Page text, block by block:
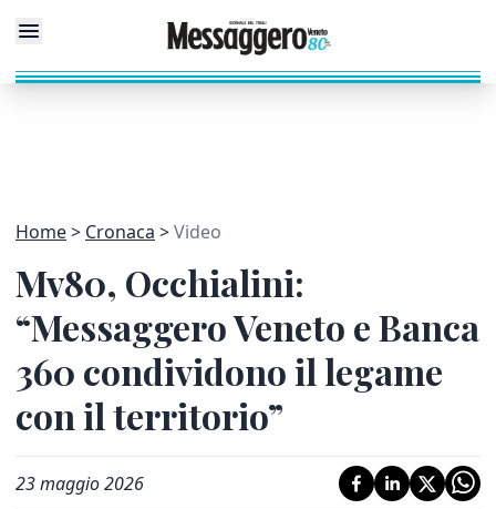
Home Cronaca Video
Mv80, Occhialini:
“Messaggero Veneto e Banca
360 condividono il legame
con il territorio”
23 maggio 2026